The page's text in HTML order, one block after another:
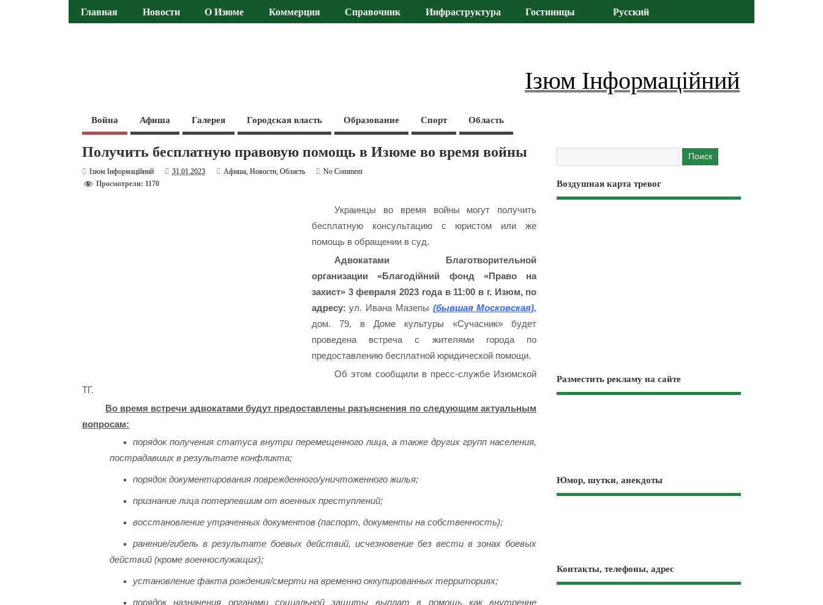
Главная Новости О Изюме Коммерция Справочник Инфраструктура Гостиницы Русский
Ізюм Інформаційний
Война Афиша Галерея Городская власть Образование Спорт Область
Получить бесплатную правовую помощь в Изюме во время войны
Ізюм Інформаційний 31.01.2023 Афиша,Новости,Область
No Comment
Просмотрели: 1170
Украинцы во время войны могут получить
бесплатную консультацию с юристом или же
помощь в обращении в суд.
Адвокатами Благотворительной
организации «Благодійний фонд «Право на
захист» 3 февраля 2023 года в 11:00 в г. Изюм, по
адресу:ул. Ивана Мазепы (бывшая Московская),
дом. 79, в Доме культуры «Сучасник» будет
проведена встреча с жителями города по
предоставлению бесплатной юридической помощи.
Об этом сообщили в пресс-службе Изюмской
ТГ.
Во время встречи адвокатами будут предоставлены разъяснения по следующим актуальным
вопросам:
порядок получения статуса внутри перемещенного лица, а также других групп населения,
пострадавших в результате конфликта;
порядок документирования поврежденного/уничтоженного жилья;
признание лица потерпевшим от военных преступлений;
восстановление утраченных документов (паспорт, документы на собственность);
ранение/гибель в результате боевых действий, исчезновение без вести в зонах боевых
действий (кроме военнослужащих);
установление факта рождения/смерти на временно оккупированных территориях;
порядок назначения органами социальной защиты выплат в помощь как внутренне
Воздушная карта тревог
Разместить рекламу на сайте
Юмор, шутки, анекдоты
Контакты, телефоны, адрес